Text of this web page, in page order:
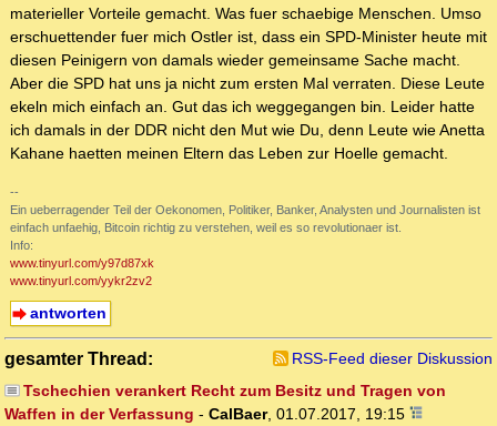
materieller Vorteile gemacht. Was fuer schaebige Menschen. Umso
erschuettender fuer mich Ostler ist, dass ein SPD-Minister heute mit
diesen Peinigern von damals wieder gemeinsame Sache macht.
Aber die SPD hat uns ja nicht zum ersten Mal verraten. Diese Leute
ekeln mich einfach an. Gut das ich weggegangen bin. Leider hatte
ich damals in der DDR nicht den Mut wie Du, denn Leute wie Anetta
Kahane haetten meinen Eltern das Leben zur Hoelle gemacht.
--
Ein ueberragender Teil der Oekonomen, Politiker, Banker, Analysten und Journalisten ist
einfach unfaehig, Bitcoin richtig zu verstehen, weil es so revolutionaer ist.
Info:
www.tinyurl.com/y97d87xk
www.tinyurl.com/yykr2zv2
antworten
gesamter Thread:
RSS-Feed dieser Diskussion
Tschechien verankert Recht zum Besitz und Tragen von
Waffen in der Verfassung - CalBaer, 01.07.2017, 19:15